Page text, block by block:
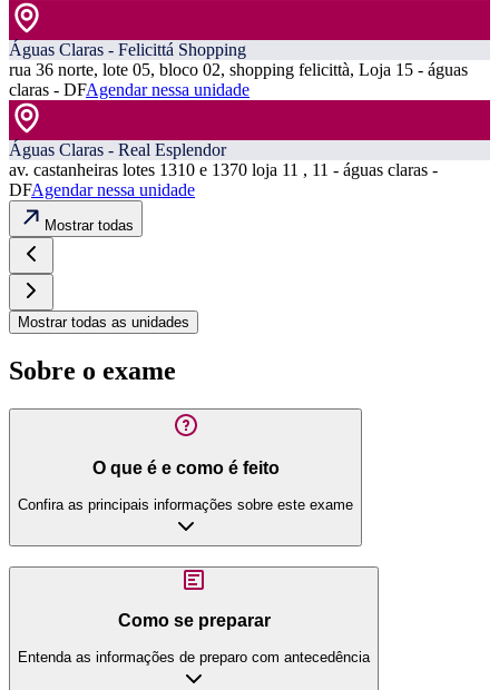
Águas Claras - Felicittá Shopping
rua 36 norte, lote 05, bloco 02, shopping felicittà, Loja 15 - águas
claras - DFAgendar nessa unidade
Águas Claras - Real Esplendor
av. castanheiras lotes 1310 e 1370 loja 11 , 11 - águas claras -
DFAgendar nessa unidade
Mostrar todas
Mostrar todas as unidades
Sobre o exame
O que é e como é feito
Confira as principais informações sobre este exame
Como se preparar
Entenda as informações de preparo com antecedência